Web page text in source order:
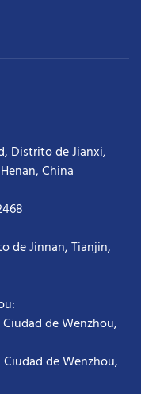
Distrito de Jianxi,
China
de Jinnan, Tianjin,
de Wenzhou,
de Wenzhou,